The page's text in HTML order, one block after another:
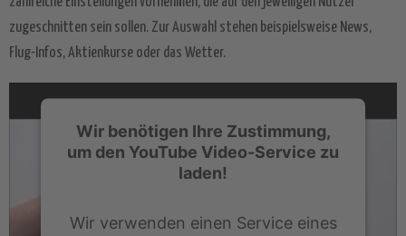
zugeschnitten sein sollen. Zur Auswahl stehen beispielsweise News,
Flug-Infos, Aktienkurse oder das Wetter.
Wir benötigen Ihre Zustimmung,
um den YouTube Video-Service zu
laden!
Wir verwenden einen Service eines